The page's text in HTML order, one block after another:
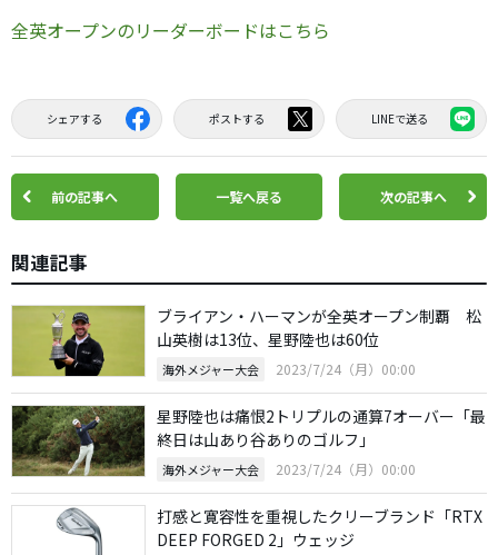
全英オープンのリーダーボードはこちら
シェアする ポストする LINEで送る
前の記事へ 一覧へ戻る 次の記事へ
関連記事
ブライアン・ハーマンが全英オープン制覇 松
山英樹は13位、星野陸也は60位
海外メジャー大会 2023/7/24（月）00:00
星野陸也は痛恨2トリプルの通算7オーバー「最
終日は山あり谷ありのゴルフ」
海外メジャー大会 2023/7/24（月）00:00
打感と寛容性を重視したクリーブランド「RTX
DEEP FORGED 2」ウェッジ